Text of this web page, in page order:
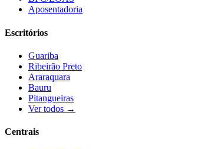
Aposentadoria
Escritórios
Guariba
Ribeirão Preto
Araraquara
Bauru
Pitangueiras
Ver todos →
Centrais